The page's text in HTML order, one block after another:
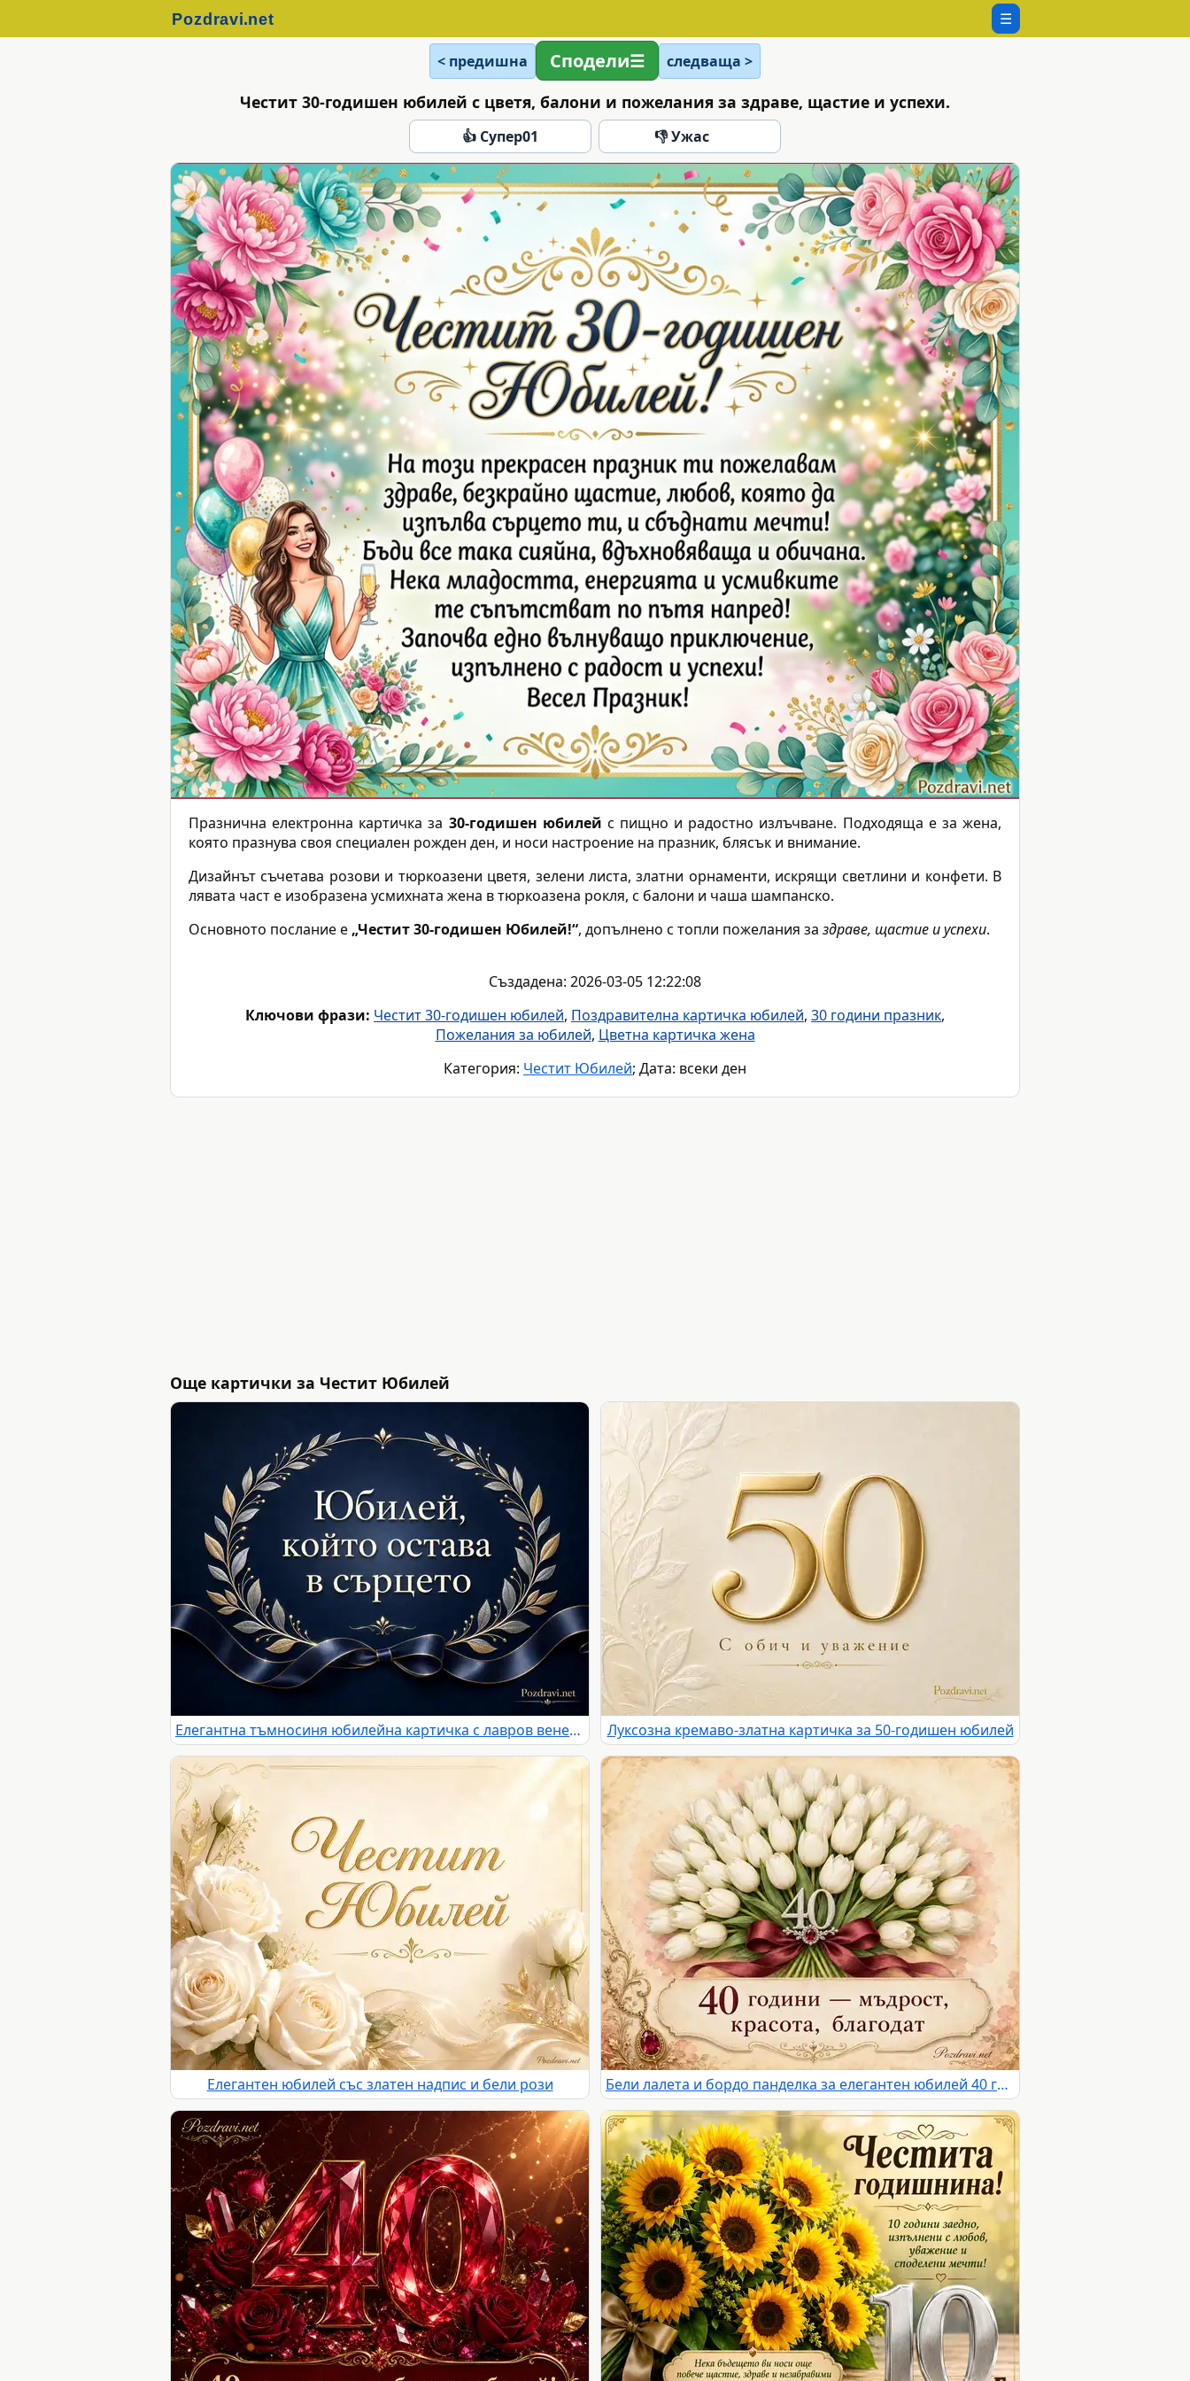
☰
< предишна Сподели следваща >
Честит 30-годишен юбилей с цветя, балони и пожелания за здраве, щастие и успехи.
👍 Супер01 👎 Ужас
Празнична електронна картичка за 30-годишен юбилей с пищно и радостно излъчване. Подходяща е за жена,
която празнува своя специален рожден ден, и носи настроение на празник, блясък и внимание.
Дизайнът съчетава розови и тюркоазени цветя, зелени листа, златни орнаменти, искрящи светлини и конфети. В
лявата част е изобразена усмихната жена в тюркоазена рокля, с балони и чаша шампанско.
Основното послание е „Честит 30-годишен Юбилей!“, допълнено с топли пожелания за здраве, щастие и успехи.
Създадена: 2026-03-05 12:22:08
Ключови фрази: Честит 30-годишен юбилей, Поздравителна картичка юбилей, 30 години празник,
Пожелания за юбилей, Цветна картичка жена
Категория: Честит Юбилей; Дата: всеки ден
Още картички за Честит Юбилей
Елегантна тъмносиня юбилейна картичка с лавров венец и сатенена лента Луксозна кремаво-златна картичка за 50-годишен юбилей
Елегантен юбилей със златен надпис и бели рози Бели лалета и бордо панделка за елегантен юбилей 40 години